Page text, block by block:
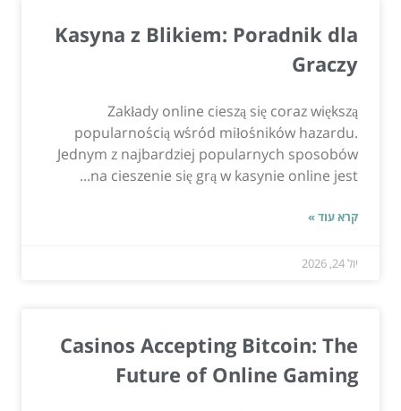
Kasyna z Blikiem: Poradnik dla
Graczy
Zakłady online cieszą się coraz większą
popularnością wśród miłośników hazardu.
Jednym z najbardziej popularnych sposobów
na cieszenie się grą w kasynie online jest...
קרא עוד »
יול 24, 2026
Casinos Accepting Bitcoin: The
Future of Online Gaming